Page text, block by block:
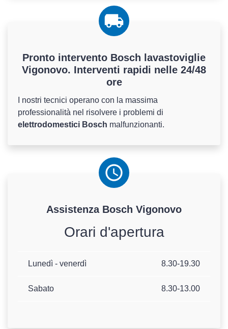
Pronto intervento Bosch lavastoviglie
Vigonovo. Interventi rapidi nelle 24/48
ore
I nostri tecnici operano con la massima
professionalità nel risolvere i problemi di
elettrodomestici Bosch malfunzionanti.
Assistenza Bosch Vigonovo
Orari d'apertura
Lunedì - venerdì 8.30-19.30
Sabato 8.30-13.00